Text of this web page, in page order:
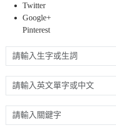
Twitter
Google+
Pinterest
請輸入生字或生詞
請輸入英文單字或中文
請輸入關鍵字